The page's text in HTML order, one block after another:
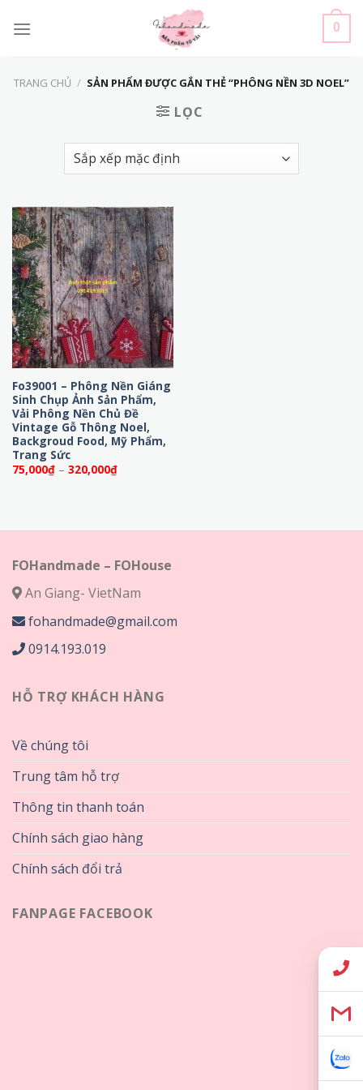
0
TRANG CHỦ / SẢN PHẨM ĐƯỢC GẮN THẺ “PHÔNG NỀN 3D NOEL”
LỌC
Fo39001 – Phông Nền Giáng
Sinh Chụp Ảnh Sản Phẩm,
Vải Phông Nền Chủ Đề
Vintage Gỗ Thông Noel,
Backgroud Food, Mỹ Phẩm,
Trang Sức
75,000₫ – 320,000₫Khoảng
giá:
FOHandmade – FOHouse
An Giang- VietNam
fohandmade@gmail.com
0914.193.019
HỖ TRỢ KHÁCH HÀNG
Về chúng tôi
Trung tâm hỗ trợ
Thông tin thanh toán
Chính sách giao hàng
Chính sách đổi trả
FANPAGE FACEBOOK